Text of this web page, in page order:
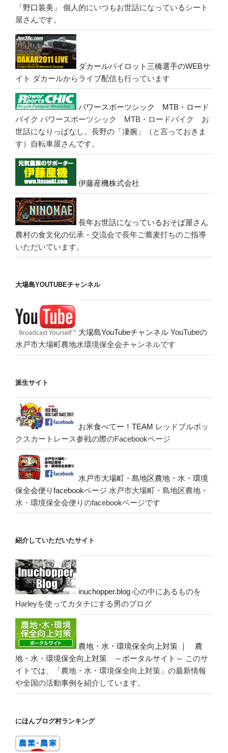
「野口装美」
個人的にいつもお世話になっているシート
屋さんです。
ダカールパイロット三橋選手のWEBサ
イト ダカールからライブ配信も行っています
パワースポーツシック MTB・ロード
バイク パワースポーツシック MTB・ロードバイク お
世話になりっぱなし。長野の「凄腕」（と言っておきま
す）自転車屋さんです。
伊藤産機株式会社
長年お世話になっているおそば屋さん
農村の食文化の伝承・交流会で長年ご蕎麦打ちのご指導
いただいています。
大場島YOUTUBEチャンネル
大場島YouTubeチャンネル YouTubeの
水戸市大場町農地水環境保全会チャンネルです
派生サイト
お米食べてー！TEAM レッドブルボッ
クスカートレース参戦の際のFacebookページ
水戸市大場町・島地区農地・水・環境
保全会便りfacebookページ 水戸市大場町・島地区農地・
水・環境保全会便りのfacebookページです
紹介していただいたサイト
inuchopper.blog 心の中にあるものを
Harleyを使ってカタチにする男のブログ
農地・水・環境保全向上対策 ｜ 農
地・水・環境保全向上対策 ～ポータルサイト～ このサ
イトでは、「農地・水・環境保全向上対策」の最新情報
や全国の活動事例を紹介しています。
にほんブログ村ランキング